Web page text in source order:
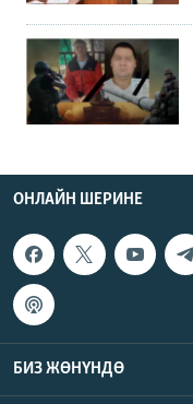
ОНЛАЙН ШЕРИНЕ
БИЗ ЖӨНҮНДӨ